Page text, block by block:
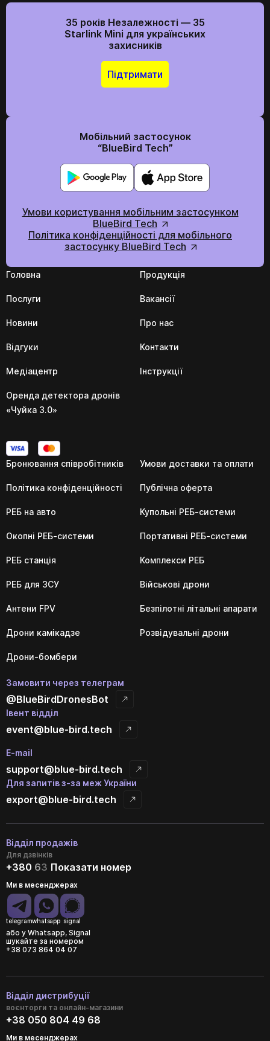
35 років Незалежності — 35
Starlink Mini для українських
захисників
Підтримати
Мобільний застосунок
“BlueBird Tech”
Умови користування мобільним застосунком
BlueBird Tech
Політика конфіденційності для мобільного
застосунку BlueBird Tech
Головна Продукція
Послуги Вакансії
Новини Про нас
Відгуки Контакти
Медіацентр Інструкції
Оренда детектора дронів
«Чуйка 3.0»
Бронювання співробітників Умови доставки та оплати
Політика конфіденційності Публічна оферта
РЕБ на авто Купольні РЕБ-системи
Окопні РЕБ-системи Портативні РЕБ-системи
РЕБ станція Комплекси РЕБ
РЕБ для ЗСУ Військові дрони
Антени FPV Безпілотні літальні апарати
Дрони камікадзе Розвідувальні дрони
Дрони-бомбери
Замовити через телеграм
@BlueBirdDronesBot
Івент відділ
event@blue-bird.tech
E-mail
support@blue-bird.tech
Для запитів з-за меж України
export@blue-bird.tech
Відділ продажів
Для дзвінків
+380 63 Показати номер
Ми в месенджерах
telegramwhatsapp signal
або у Whatsapp, Signal
шукайте за номером
+38 073 864 04 07
Відділ дистрибуції
воєнторги та онлайн-магазини
+38 050 804 49 68
Ми в месенджерах